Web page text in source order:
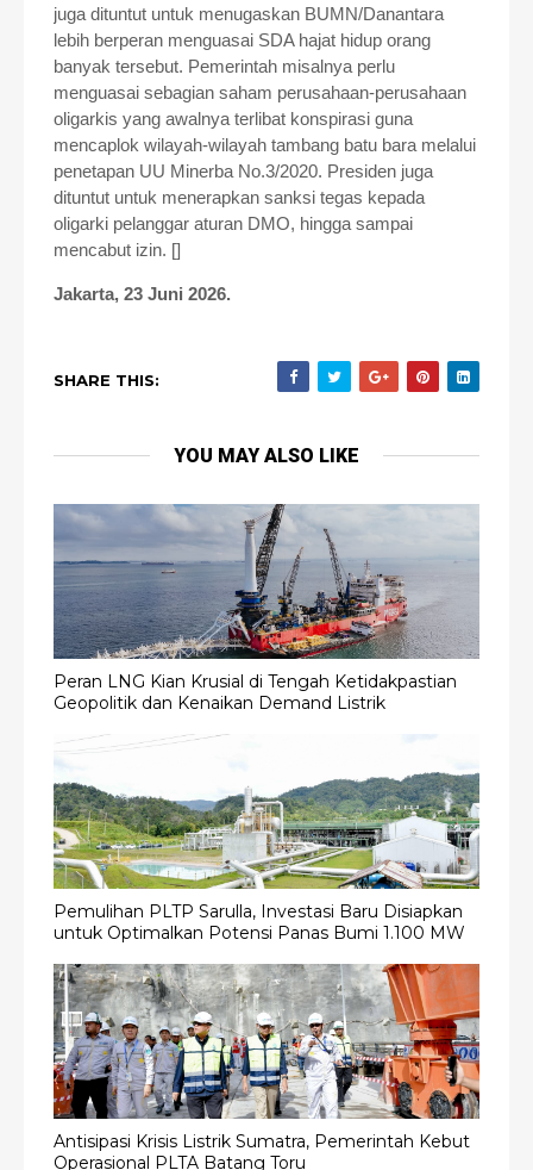
juga dituntut untuk menugaskan BUMN/Danantara
lebih berperan menguasai SDA hajat hidup orang
banyak tersebut. Pemerintah misalnya perlu
menguasai sebagian saham perusahaan-perusahaan
oligarkis yang awalnya terlibat konspirasi guna
mencaplok wilayah-wilayah tambang batu bara melalui
penetapan UU Minerba No.3/2020. Presiden juga
dituntut untuk menerapkan sanksi tegas kepada
oligarki pelanggar aturan DMO, hingga sampai
mencabut izin. []
Jakarta, 23 Juni 2026.
SHARE THIS:
YOU MAY ALSO LIKE
Peran LNG Kian Krusial di Tengah Ketidakpastian
Geopolitik dan Kenaikan Demand Listrik
Pemulihan PLTP Sarulla, Investasi Baru Disiapkan
untuk Optimalkan Potensi Panas Bumi 1.100 MW
Antisipasi Krisis Listrik Sumatra, Pemerintah Kebut
Operasional PLTA Batang Toru